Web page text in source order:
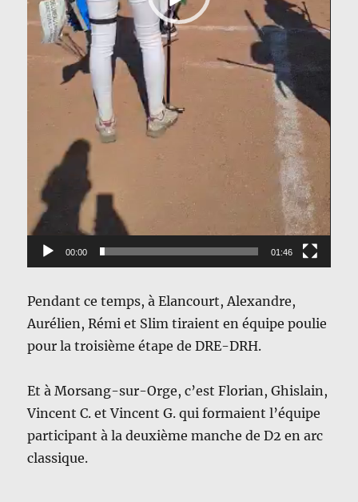
00:00 01:46
Pendant ce temps, à Elancourt, Alexandre,
Aurélien, Rémi et Slim tiraient en équipe poulie
pour la troisième étape de DRE-DRH.
Et à Morsang-sur-Orge, c’est Florian, Ghislain,
Vincent C. et Vincent G. qui formaient l’équipe
participant à la deuxième manche de D2 en arc
classique.